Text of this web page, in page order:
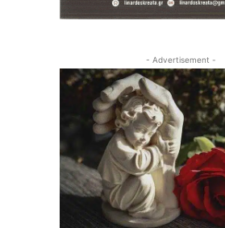
- Advertisement -